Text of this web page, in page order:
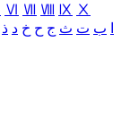
Ⅵ Ⅶ Ⅷ Ⅸ Ⅹ
ب ت ث ج ح خ د ذ